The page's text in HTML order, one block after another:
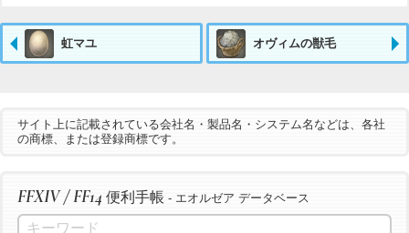
虹マユ オヴィムの獣毛
サイト上に記載されている会社名・製品名・システム名などは、各社
の商標、または登録商標です。
FFXIV / FF14 便利手帳 - エオルゼア データベース